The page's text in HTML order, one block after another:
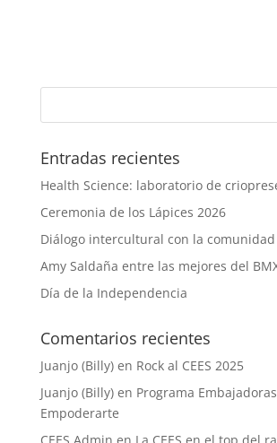
Entradas recientes
Health Science: laboratorio de
Ceremonia de los Lápices 2026
Diálogo intercultural con la
Amy Saldaña entre las mejores del
Día de la Independencia
Comentarios recientes
Juanjo (Billy)en Rock al CEES 2025
Juanjo (Billy)en Programa
Empoderarte